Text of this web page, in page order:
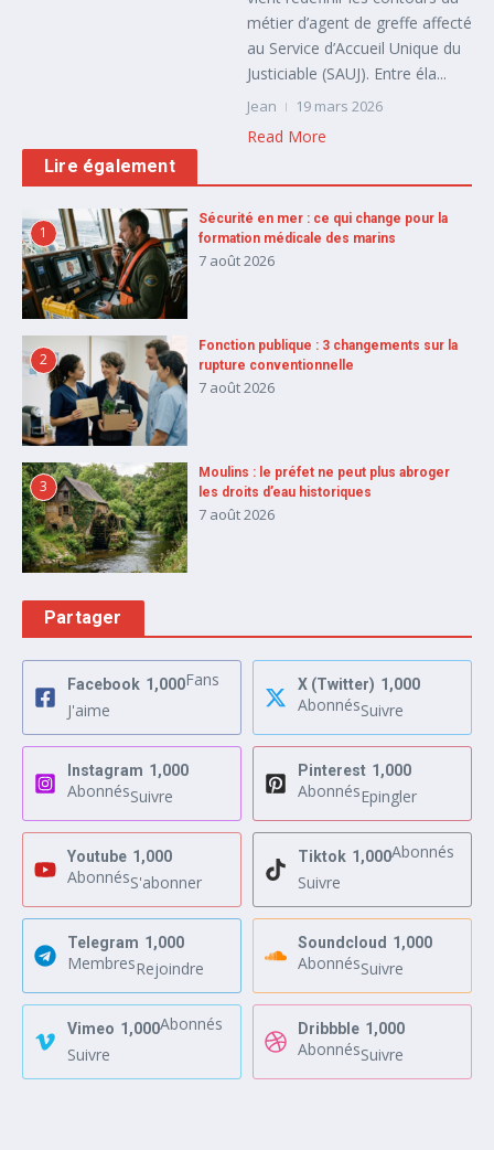
métier d’agent de greffe affecté
au Service d’Accueil Unique du
Justiciable (SAUJ). Entre éla...
Jean 19 mars 2026
Read More
Lire également
1
Sécurité en mer : ce qui change pour la
formation médicale des marins
7 août 2026
2
Fonction publique : 3 changements sur la
rupture conventionnelle
7 août 2026
3
Moulins : le préfet ne peut plus abroger
les droits d’eau historiques
7 août 2026
Partager
Facebook 1,000Fans
J'aime
X (Twitter) 1,000
AbonnésSuivre
Instagram 1,000
AbonnésSuivre
Pinterest 1,000
AbonnésEpingler
Youtube 1,000
AbonnésS'abonner
Tiktok 1,000Abonnés
Suivre
Telegram 1,000
MembresRejoindre
Soundcloud 1,000
AbonnésSuivre
Vimeo 1,000Abonnés
Suivre
Dribbble 1,000
AbonnésSuivre